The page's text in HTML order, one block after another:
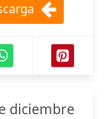
diciembre